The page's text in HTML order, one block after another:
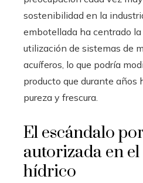
sostenibilidad en la
embotellada ha centrado
utilización de sistemas de
acuíferos, lo que podría
producto que durante años
pureza y frescura.
El escándalo
autorizada en
hídrico